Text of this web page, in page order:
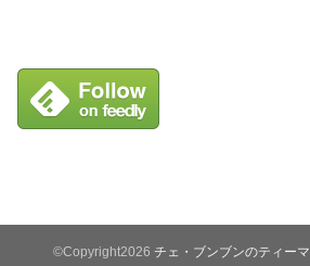
©Copyright2026 チェ・ブンブンのティーマ